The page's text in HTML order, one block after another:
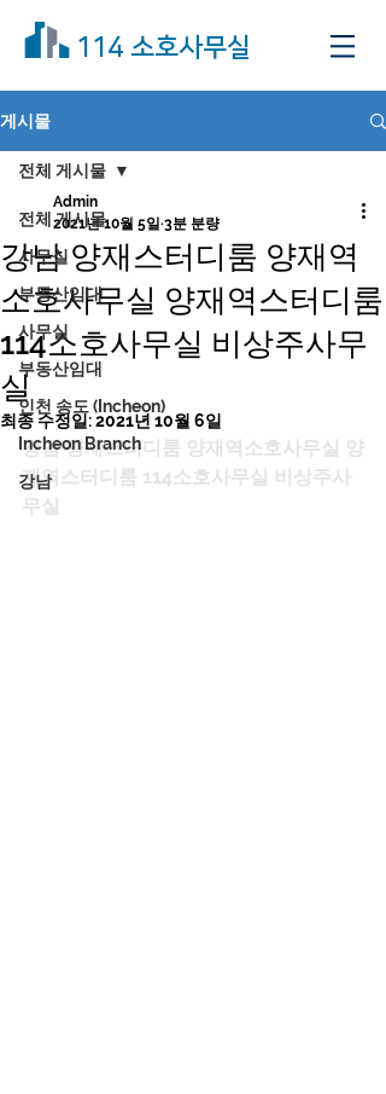
114 소호사무실
게시물
전체 게시물
사무실
부동산임대
사무실
부동산임대
인천 송도 (Incheon)
Incheon Branch
강남
전체 게시물
강남 양재스터디룸 양재역
소호사무실 양재역스터디룸
114소호사무실 비상주사무
실
Admin
2021년 10월 5일 3분 분량
최종 수정일:2021년 10월 6일
강남 양재스터디룸 양재역소호사무실 양
재역스터디룸 114소호사무실 비상주사
무실